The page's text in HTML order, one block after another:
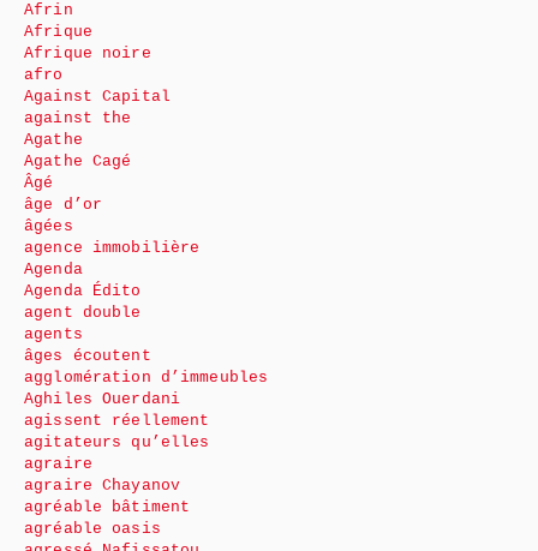
Afrin
Afrique
Afrique noire
afro
Against Capital
against the
Agathe
Agathe Cagé
Âgé
âge d’or
âgées
agence immobilière
Agenda
Agenda Édito
agent double
agents
âges écoutent
agglomération d’immeubles
Aghiles Ouerdani
agissent réellement
agitateurs qu’elles
agraire
agraire Chayanov
agréable bâtiment
agréable oasis